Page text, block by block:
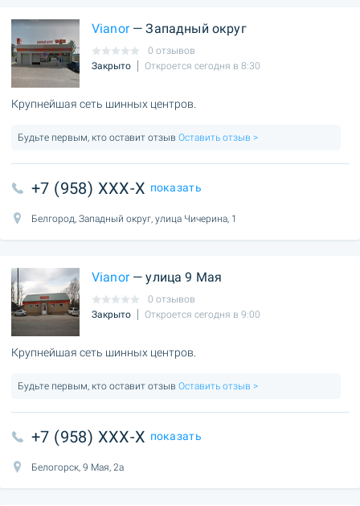
Vianor— Западный округ
0 отзывов
Закрыто
Откроется сегодня в 8:30
Крупнейшая сеть шинных центров.
Будьте первым, кто оставит отзыв Оставить отзыв >
+7 (958) XXX-X показать
Белгород, Западный округ, улица Чичерина, 1
Vianor— улица 9 Мая
0 отзывов
Закрыто
Откроется сегодня в 9:00
Крупнейшая сеть шинных центров.
Будьте первым, кто оставит отзыв Оставить отзыв >
+7 (958) XXX-X показать
Белогорск, 9 Мая, 2а